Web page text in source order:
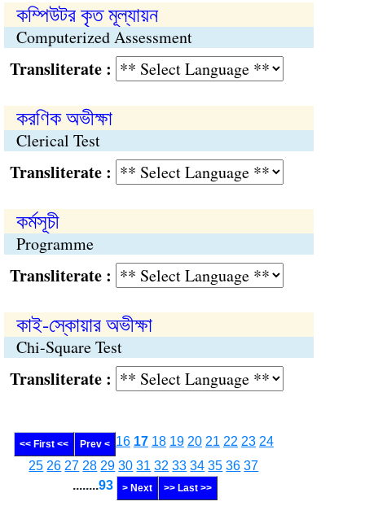
কম্পিউটর কৃত মূল্যায়ন
Computerized Assessment
:
করণিক অভীক্ষা
Clerical Test
:
কর্মসূচী
Programme
:
কাই-স্কোয়ার অভীক্ষা
Chi-Square Test
:
<< First << Prev < 16 17 18 19 20 21 22 23 24
25 26 27 28 29 30 31 32 33 34 35 36 37
........93 > Next >> Last >>